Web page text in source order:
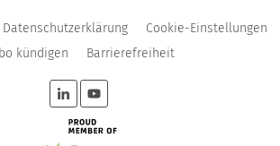
Datenschutzerklärung
Cookie-Einstellungen
kündigen
Barrierefreiheit